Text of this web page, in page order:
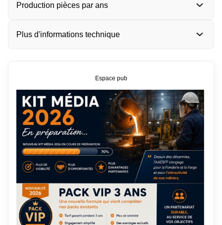
Production pièces par ans
Plus d'informations technique
Espace pub